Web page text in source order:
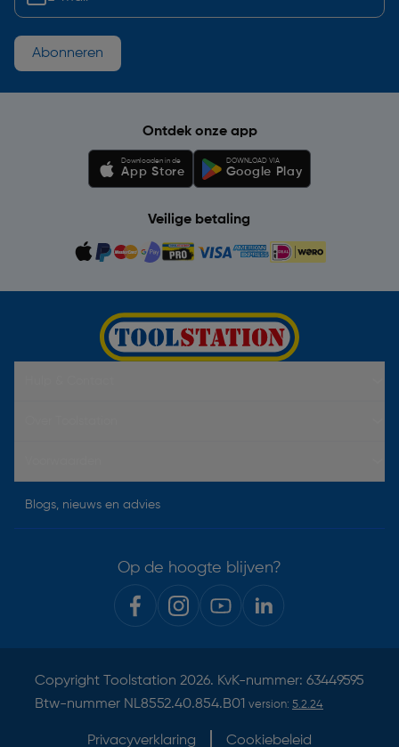
Abonneren
Ontdek onze app
Downloaden in de
App Store
DOWNLOAD VIA
Google Play
Veilige betaling
Blogs, nieuws en advies
Op de hoogte blijven?
Copyright Toolstation 2026. KvK-nummer: 63449595
Btw-nummer NL8552.40.854.B01 version: 5.2.24
Privacyverklaring Cookiebeleid